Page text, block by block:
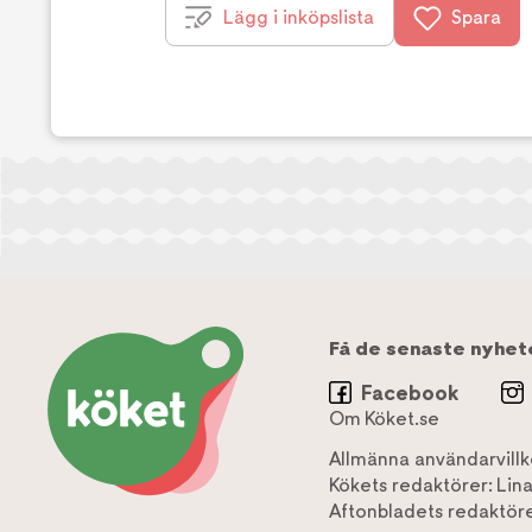
Lägg i inköpslista Spara
Få de senaste
Facebook
Om Köket.se
Allmänna
Kökets redaktörer:
Aftonbladets